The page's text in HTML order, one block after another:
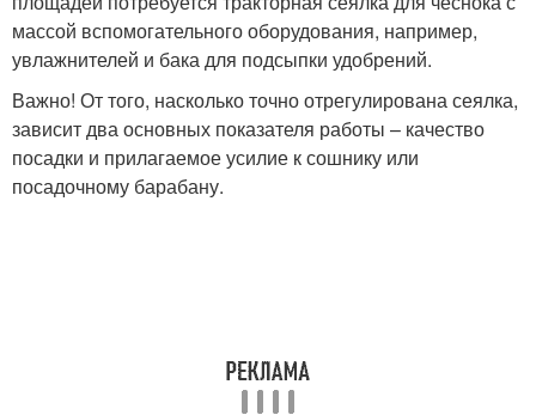
массой вспомогательного оборудования, например,
увлажнителей и бака для подсыпки удобрений.
Важно! От того, насколько точно отрегулирована сеялка,
зависит два основных показателя работы – качество
посадки и прилагаемое усилие к сошнику или
посадочному барабану.